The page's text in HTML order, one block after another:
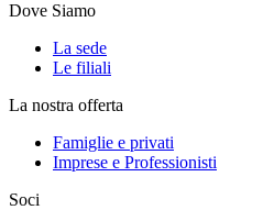
Dove Siamo
La sede
Le filiali
La nostra offerta
Famiglie e privati
Imprese e Professionisti
Soci